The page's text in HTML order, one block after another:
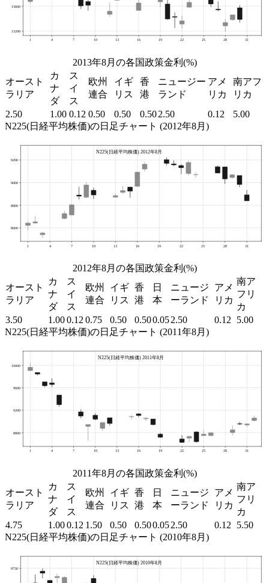
2013年8月の各国政策金利(%)
オースト
ラリア
カ
ナ
ダ
ス
イ
ス
欧州
連合
イギ
リス
香
港
ニュージー
ランド
アメ
リカ
南アフ
リカ
2.50
1.00 0.12 0.50 0.50 0.502.50 0.12
5.00
N225(日経平均株価)の日足チャート (2012年8月)
2012年8月の各国政策金利(%)
オースト
ラリア
カ
ナ
ダ
ス
イ
ス
欧州
連合
イギ
リス
香
港
日
本
ニュージ
ーランド
アメ
リカ
南ア
フリ
カ
3.50
1.000.12 0.75 0.50 0.500.052.50 0.12
5.00
N225(日経平均株価)の日足チャート (2011年8月)
2011年8月の各国政策金利(%)
オースト
ラリア
カ
ナ
ダ
ス
イ
ス
欧州
連合
イギ
リス
香
港
日
本
ニュージ
ーランド
アメ
リカ
南ア
フリ
カ
4.75
1.000.12 1.50 0.50 0.500.052.50 0.12
5.50
N225(日経平均株価)の日足チャート (2010年8月)